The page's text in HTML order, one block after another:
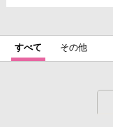
すべて その他